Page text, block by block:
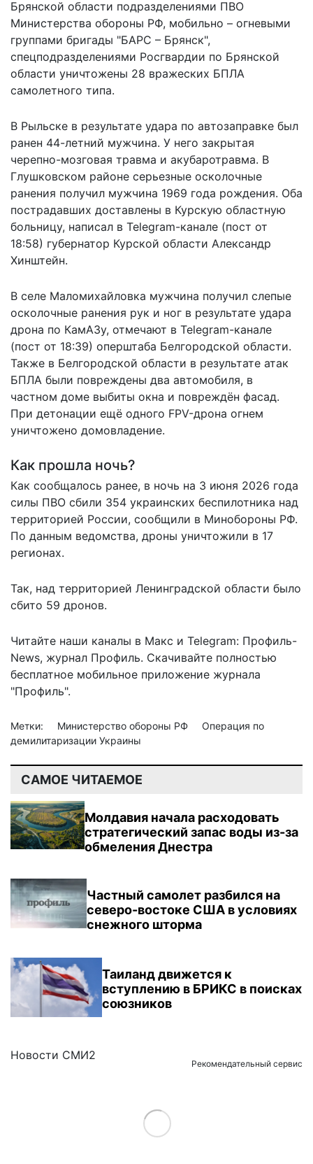
Брянской области подразделениями ПВО
Министерства обороны РФ, мобильно – огневыми
группами бригады "БАРС – Брянск",
спецподразделениями Росгвардии по Брянской
области уничтожены 28 вражеских БПЛА
самолетного типа.
В Рыльске в результате удара по автозаправке был
ранен 44-летний мужчина. У него закрытая
черепно-мозговая травма и акубаротравма. В
Глушковском районе серьезные осколочные
ранения получил мужчина 1969 года рождения. Оба
пострадавших доставлены в Курскую областную
больницу, написал в Telegram-канале (пост от
18:58) губернатор Курской области Александр
Хинштейн.
В селе Маломихайловка мужчина получил слепые
осколочные ранения рук и ног в результате удара
дрона по КамАЗу, отмечают в Telegram-канале
(пост от 18:39) оперштаба Белгородской области.
Также в Белгородской области в результате атак
БПЛА были повреждены два автомобиля, в
частном доме выбиты окна и повреждён фасад.
При детонации ещё одного FPV-дрона огнем
уничтожено домовладение.
Как прошла ночь?
Как сообщалось ранее, в ночь на 3 июня 2026 года
силы ПВО сбили 354 украинских беспилотника над
территорией России, сообщили в Минобороны РФ.
По данным ведомства, дроны уничтожили в 17
регионах.
Так, над территорией Ленинградской области было
сбито 59 дронов.
Читайте наши каналы в Макс и Telegram: Профиль-
News, журнал Профиль. Скачивайте полностью
бесплатное мобильное приложение журнала
"Профиль".
Метки: Министерство обороны РФ
Операция по
демилитаризации Украины
САМОЕ ЧИТАЕМОЕ
Молдавия начала расходовать
стратегический запас воды из-за
обмеления Днестра
Частный самолет разбился на
северо-востоке США в условиях
снежного шторма
Таиланд движется к
вступлению в БРИКС в поисках
союзников
Новости СМИ2
Рекомендательный сервис
Load More